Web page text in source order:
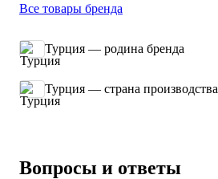
Все товары бренда
Турция — родина бренда
Турция — страна производства
Вопросы и ответы